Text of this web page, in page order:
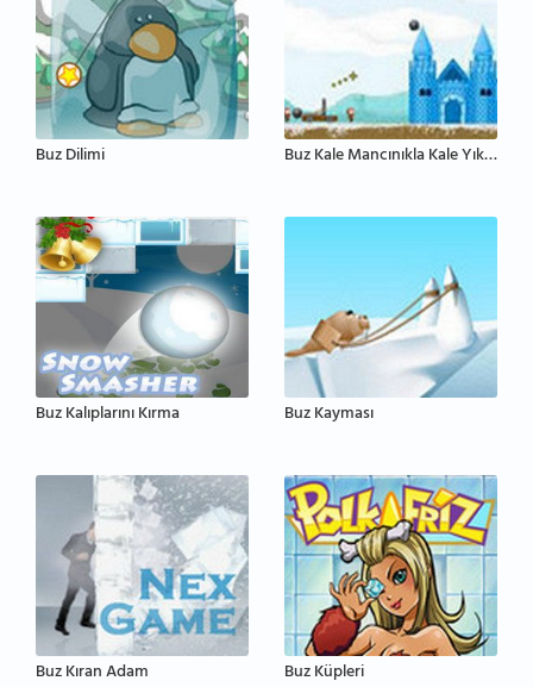
Buz Dilimi Buz Kale Mancınıkla Kale Yıkma
Buz Kalıplarını Kırma Buz Kayması
Buz Kıran Adam Buz Küpleri